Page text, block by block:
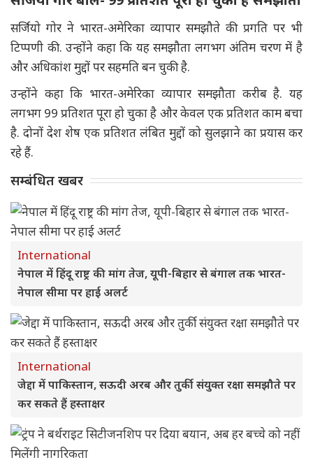
सर्जियो गोर ने भारत-अमेरिका व्यापार समझौते की प्रगति पर भी
टिप्पणी की. उन्होंने कहा कि यह समझौता लगभग अंतिम चरण में है
और अधिकांश मुद्दों पर सहमति बन चुकी है.
उन्होंने कहा कि भारत-अमेरिका व्यापार समझौता करीब है. यह
लगभग 99 प्रतिशत पूरा हो चुका है और केवल एक प्रतिशत काम बचा
है. दोनों देश शेष एक प्रतिशत लंबित मुद्दों को सुलझाने का प्रयास कर
रहे हैं.
सम्बंधित खबर
International
नेपाल में हिंदू राष्ट्र की मांग तेज, यूपी-बिहार से बंगाल तक भारत-
नेपाल सीमा पर हाई अलर्ट
International
जेद्दा में पाकिस्तान, सऊदी अरब और तुर्की संयुक्त रक्षा समझौते पर
कर सकते हैं हस्ताक्षर